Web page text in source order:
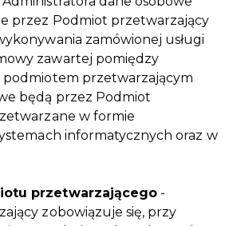
przez Podmiot przetwarzający
zamówionej usługi
zawartej pomiędzy
podmiotem przetwarzającym
będą przez Podmiot
w formie
informatycznych oraz w
przetwarzającego -
zobowiązuje się, przy